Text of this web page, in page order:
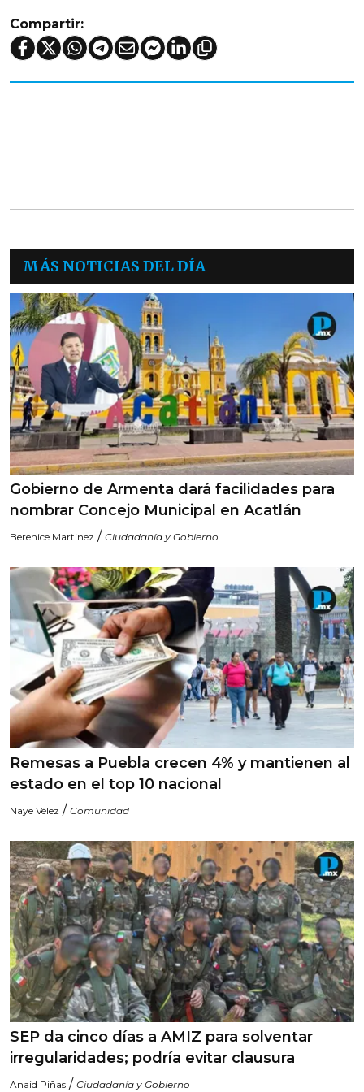
Compartir:
MÁS NOTICIAS DEL DÍA
Gobierno de Armenta dará facilidades para
nombrar Concejo Municipal en Acatlán
Berenice Martinez / Ciudadanía y Gobierno
Remesas a Puebla crecen 4% y mantienen al
estado en el top 10 nacional
Naye Vélez / Comunidad
SEP da cinco días a AMIZ para solventar
irregularidades; podría evitar clausura
Anaid Piñas / Ciudadanía y Gobierno